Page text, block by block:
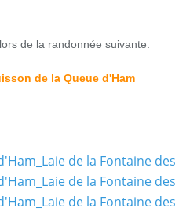
de la randonnée suivante:
de la Queue d'Ham